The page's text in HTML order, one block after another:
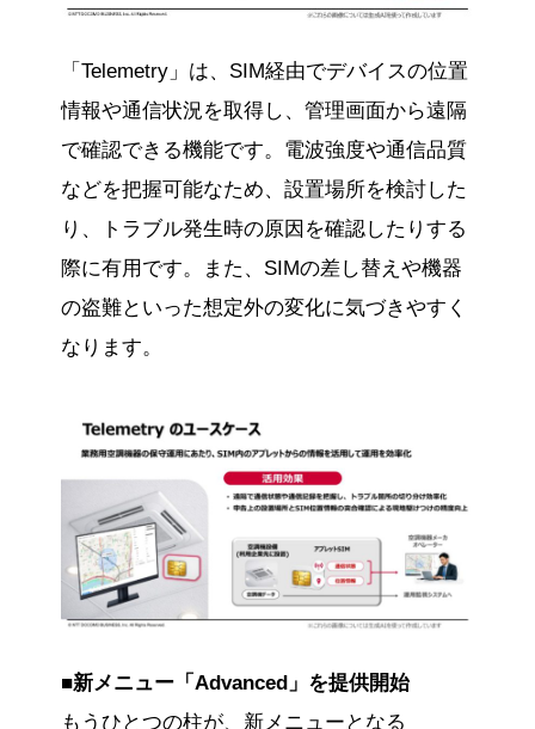
「Telemetry」は、SIM経由でデバイスの位置
情報や通信状況を取得し、管理画面から遠隔
で確認できる機能です。電波強度や通信品質
などを把握可能なため、設置場所を検討した
り、トラブル発生時の原因を確認したりする
際に有用です。また、SIMの差し替えや機器
の盗難といった想定外の変化に気づきやすく
なります。
■新メニュー「Advanced」を提供開始
もうひとつの柱が、新メニューとなる